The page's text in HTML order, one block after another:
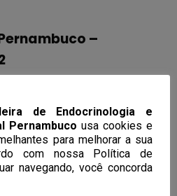
–
terá mais de 100
de Endocrinologia e
Pernambuco usa cookies e
para melhorar a sua
com nossa Política de
navegando, você concorda